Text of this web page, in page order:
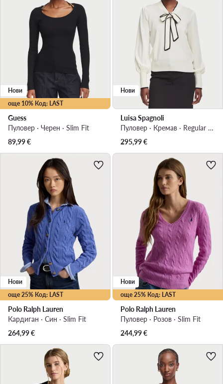
още 10% Код: LAST
Нови
Guess
Пуловер · Черен · Slim Fit
89,99€
Нови
Luisa Spagnoli
Пуловер · Кремав · Regular Fit
295,99€
още 25% Код: LAST
Нови
Polo Ralph Lauren
Кардиган · Син · Slim Fit
264,99€
още 25% Код: LAST
Нови
Polo Ralph Lauren
Пуловер · Розов · Slim Fit
244,99€